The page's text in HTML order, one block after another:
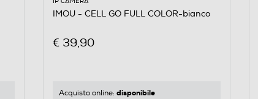
IMOU - CELL GO FULL COLOR-bianco
€ 39,90
Acquisto online: disponibile